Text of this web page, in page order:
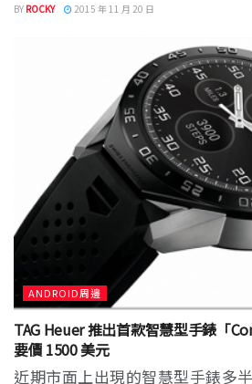
BY ROCKY 2015 年 11 月 20 日
ANDROID周邊
TAG Heuer 推出首款智慧型手錶「
要價 1500 美元
近期市面上出現的智慧型手錶多